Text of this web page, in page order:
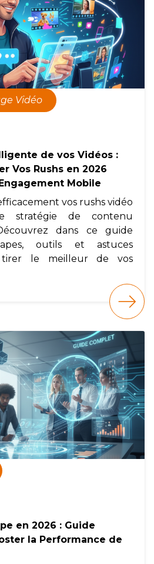
Vidéo
de vos Vidéos :
Vos Rushs en 2026
Mobile
vos rushs vidéo
stratégie de contenu
dans ce guide
outils et astuces
tirer le meilleur de vos
en 2026 : Guide
la Performance de